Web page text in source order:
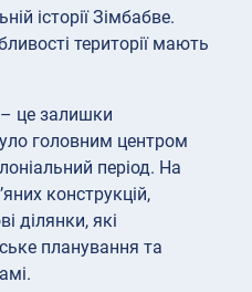
історії Зімбабве.
території мають
– це залишки
головним центром
період. На
конструкцій,
ділянки, які
планування та